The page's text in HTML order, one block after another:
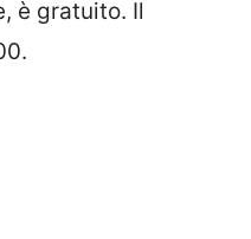
è gratuito. Il